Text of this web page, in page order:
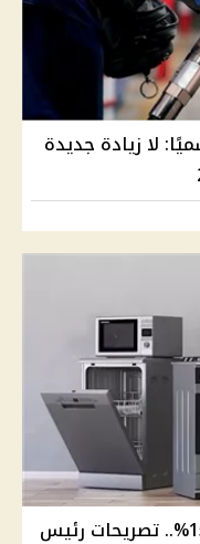
لا زيادة جديدة
زيادة أسعار الأجهزة الكهربائية 15%.. تصريحات رئيس